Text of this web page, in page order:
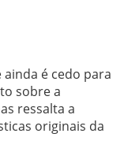
é cedo para
sobre a
ressalta a
originais da